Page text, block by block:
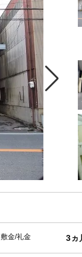
敷金/礼金 3ヵ